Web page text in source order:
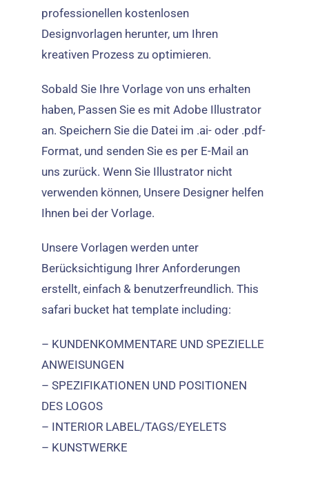
professionellen kostenlosen
Designvorlagen herunter, um Ihren
kreativen Prozess zu optimieren.
Sobald Sie Ihre Vorlage von uns erhalten
haben, Passen Sie es mit Adobe Illustrator
an. Speichern Sie die Datei im .ai- oder .pdf-
Format, und senden Sie es per E-Mail an
uns zurück. Wenn Sie Illustrator nicht
verwenden können, Unsere Designer helfen
Ihnen bei der Vorlage.
Unsere Vorlagen werden unter
Berücksichtigung Ihrer Anforderungen
erstellt, einfach & benutzerfreundlich. This
safari bucket hat template including:
– KUNDENKOMMENTARE UND SPEZIELLE
ANWEISUNGEN
– SPEZIFIKATIONEN UND POSITIONEN
DES LOGOS
– INTERIOR LABEL/TAGS/EYELETS
– KUNSTWERKE